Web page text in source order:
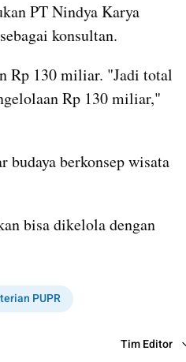
PT Nindya Karya
konsultan.
Rp 130 miliar. "Jadi total
Rp 130 miliar,"
budaya berkonsep wisata
bisa dikelola dengan
PUPR
Tim Editor